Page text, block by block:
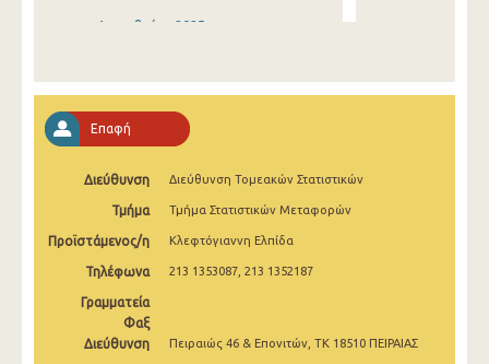
Δεκεμβρίου 2025
Σεπτεμβρίου 2025
Αυγούστου 2025
Ιουλίου 2025
Ιουνίου 2025
Μαΐου 2025
Απριλίου 2025
Επαφή
Διεύθυνση Διεύθυνση Τομεακών Στατιστικών
Τμήμα Τμήμα Στατιστικών Μεταφορών
Προϊστάμενος/η Κλεφτόγιαννη Ελπίδα
Τηλέφωνα 213 1353087, 213 1352187
Γραμματεία
Φαξ
Διεύθυνση
Πειραιώς 46 & Επονιτών, ΤΚ 18510 ΠΕΙΡΑΙΑΣ